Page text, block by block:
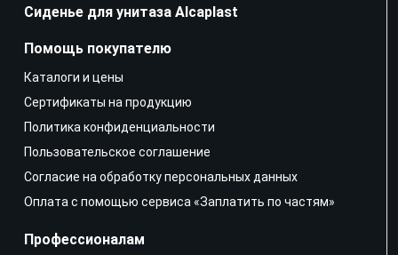
Сиденье для унитаза Alcaplast
Помощь покупателю
Каталоги и цены
Сертификаты на продукцию
Политика конфиденциальности
Пользовательское соглашение
Согласие на обработку персональных данных
Оплата с помощью сервиса «Заплатить по частям»
Профессионалам